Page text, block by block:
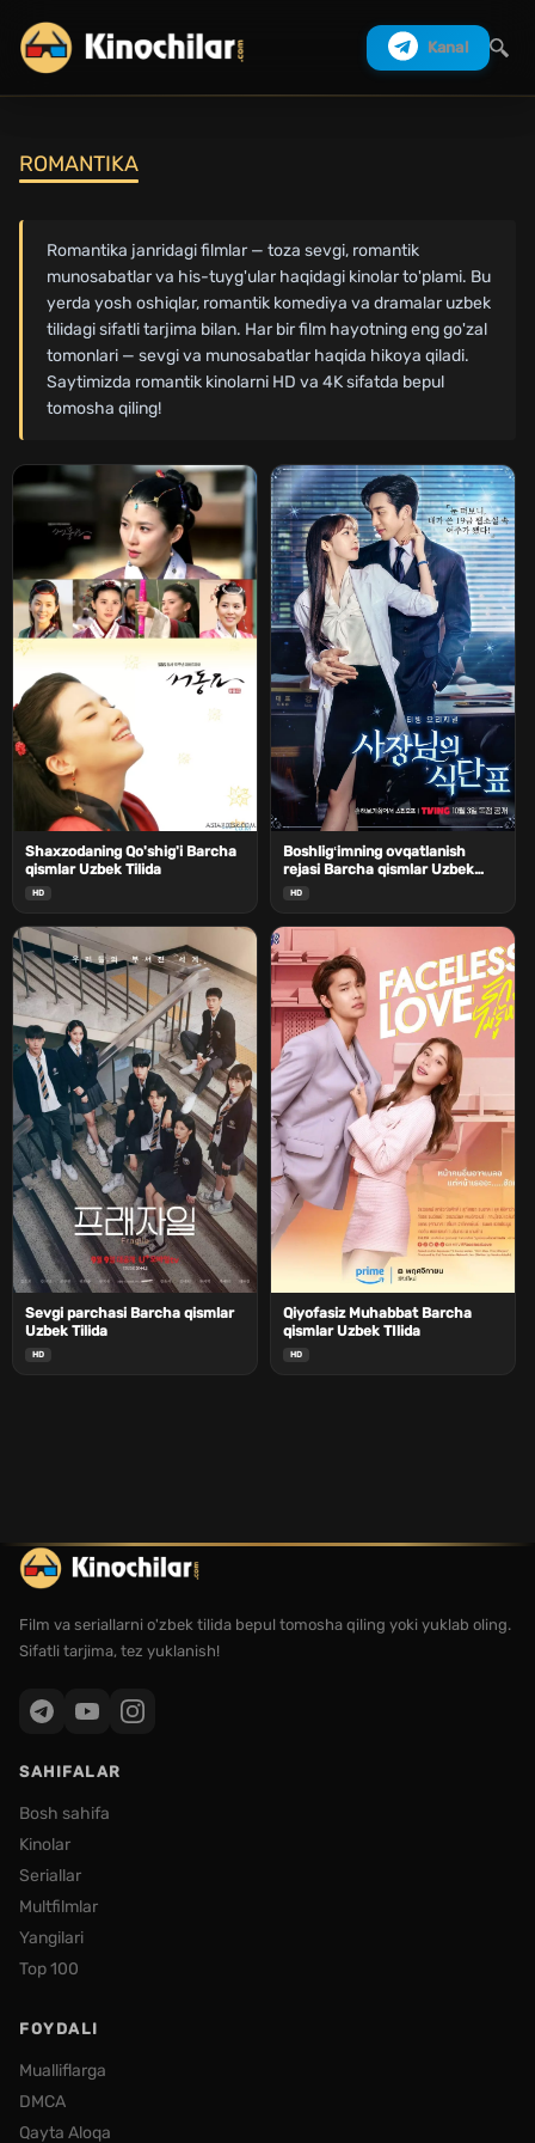
Kanal
ROMANTIKA
Romantika janridagi filmlar — toza sevgi, romantik
munosabatlar va his-tuyg'ular haqidagi kinolar to'plami. Bu
yerda yosh oshiqlar, romantik komediya va dramalar uzbek
tilidagi sifatli tarjima bilan. Har bir film hayotning eng go'zal
tomonlari — sevgi va munosabatlar haqida hikoya qiladi.
Saytimizda romantik kinolarni HD va 4K sifatda bepul
tomosha qiling!
Shaxzodaning Qo'shig'i Barcha
qismlar Uzbek Tilida
HD
Boshligʻimning ovqatlanish
rejasi Barcha qismlar Uzbek
Tilida
HD
Sevgi parchasi Barcha qismlar
Uzbek Tilida
HD
Qiyofasiz Muhabbat Barcha
qismlar Uzbek TIlida
HD
Film va seriallarni o'zbek tilida bepul tomosha qiling yoki yuklab oling.
Sifatli tarjima, tez yuklanish!
SAHIFALAR
Bosh sahifa
Kinolar
Seriallar
Multfilmlar
Yangilari
Top 100
FOYDALI
Mualliflarga
DMCA
Qayta Aloqa